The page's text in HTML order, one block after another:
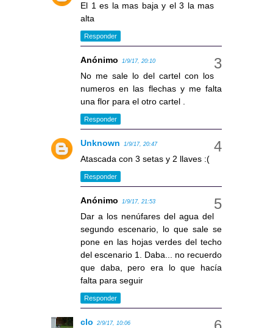
El 1 es la mas baja y el 3 la mas
alta
Responder
Anónimo 1/9/17, 20:10
No me sale lo del cartel con los
numeros en las flechas y me falta
una flor para el otro cartel .
Responder
Unknown 1/9/17, 20:47
Atascada con 3 setas y 2 llaves :(
Responder
Anónimo 1/9/17, 21:53
Dar a los nenúfares del agua del
segundo escenario, lo que sale se
pone en las hojas verdes del techo
del escenario 1. Daba... no recuerdo
que daba, pero era lo que hacía
falta para seguir
Responder
clo 2/9/17, 10:06